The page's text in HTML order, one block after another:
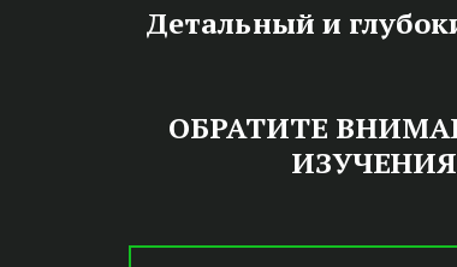
Детальный и
ОБРАТИТЕ